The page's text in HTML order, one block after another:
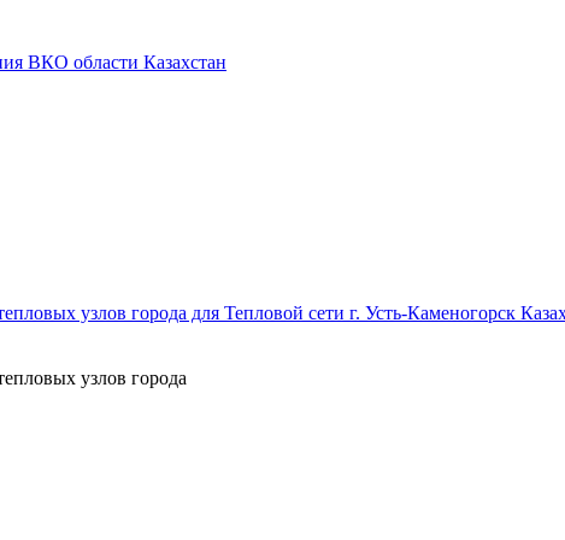
ВКО области Казахстан
узлов города для Тепловой сети г. Усть-Каменогорск
узлов города